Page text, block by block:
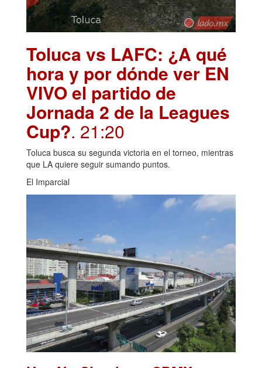
Toluca vs LAFC: ¿A qué
hora y por dónde ver EN
VIVO el partido de
Jornada 2 de la Leagues
Cup?. 21:20
Toluca busca su segunda victoria en el torneo, mientras
que LA quiere seguir sumando puntos.
El Imparcial